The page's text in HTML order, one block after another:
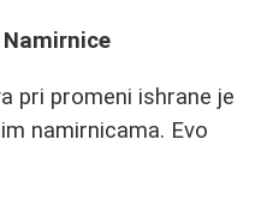
pri promeni ishrane je
namirnicama. Evo